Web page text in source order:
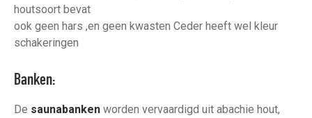
houtsoort bevat
ook geen hars ,en geen kwasten Ceder heeft wel kleur
schakeringen
Banken:
De saunabanken worden vervaardigd uit abachie hout,